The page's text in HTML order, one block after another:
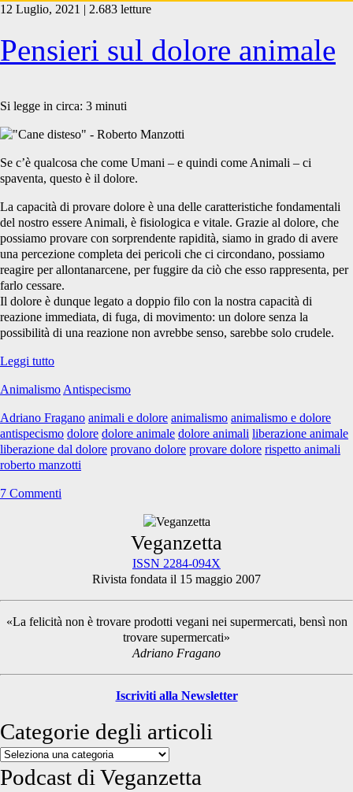
Tag:
<span>provano
dolore</span>
12 Luglio, 2021 | 2.683 letture
Pensieri sul dolore animale
Si legge in circa: 3 minuti
Se c’è qualcosa che come Umani – e quindi come Animali – ci
spaventa, questo è il dolore.
La capacità di provare dolore è una delle caratteristiche fondamentali
del nostro essere Animali, è fisiologica e vitale. Grazie al dolore, che
possiamo provare con sorprendente rapidità, siamo in grado di avere
una percezione completa dei pericoli che ci circondano, possiamo
reagire per allontanarcene, per fuggire da ciò che esso rappresenta, per
farlo cessare.
Il dolore è dunque legato a doppio filo con la nostra capacità di
reazione immediata, di fuga, di movimento: un dolore senza la
possibilità di una reazione non avrebbe senso, sarebbe solo crudele.
Leggi tuttoPensieri
dolore
Animalismo Antispecismo
Adriano Fragano animali e dolore animalismo animalismo e dolore
antispecismo dolore dolore animale dolore animali liberazione animale
liberazione dal dolore provano dolore provare dolore rispetto animali
roberto manzotti
7 Commenti
Sidebar
Veganzetta
ISSN 2284-094X
Rivista fondata il 15 maggio 2007
«La felicità non è trovare prodotti vegani nei supermercati, bensì non
trovare supermercati»
Adriano Fragano
Iscriviti alla Newsletter
Categorie degli articoli
Categorie
degli
articoli
Podcast di Veganzetta